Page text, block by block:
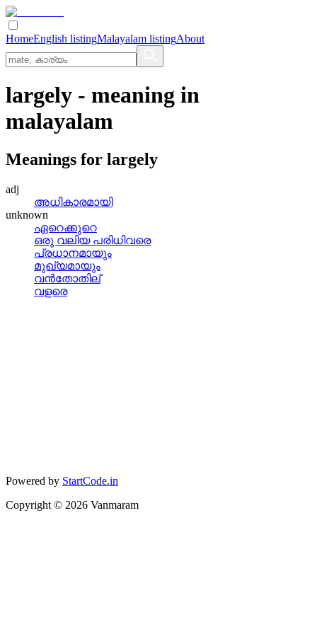
HomeEnglish listingMalayalam listingAbout
largely - meaning in
malayalam
Meanings for largely
adj
അധികാരമായി
unknown
ഏറെക്കുറെ
ഒരു വലിയ പരിധിവരെ
പ്രധാനമായും
മുഖ്യമായും
വന്‍തോതില്
വളരെ
Powered by StartCode.in
Copyright © 2026 Vanmaram